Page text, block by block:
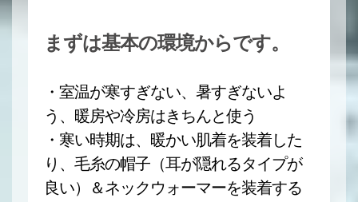
まずは基本の環境からです。
・室温が寒すぎない、暑すぎないよ
う、暖房や冷房はきちんと使う
・寒い時期は、暖かい肌着を装着した
り、毛糸の帽子（耳が隠れるタイプが
良い）＆ネックウォーマーを装着する